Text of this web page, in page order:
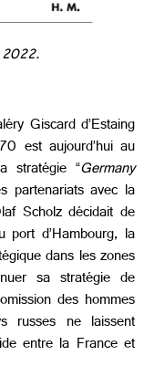
Giscard d’Estaing
est aujourd’hui au
stratégie “Germany
partenariats avec la
Scholz décidait de
d’Hambourg, la
dans les zones
sa stratégie de
des hommes
russes ne laissent
entre la France et